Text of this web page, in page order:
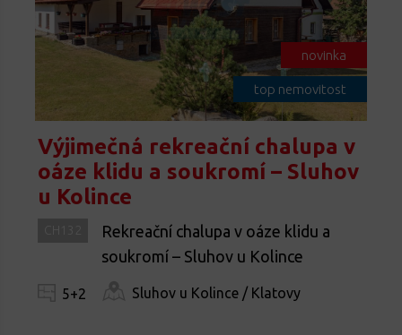
novinka
top nemovitost
Výjimečná rekreační chalupa v
oáze klidu a soukromí – Sluhov
u Kolince
Rekreační chalupa v oáze klidu a
soukromí – Sluhov u Kolince
5+2 Sluhov u Kolince / Klatovy